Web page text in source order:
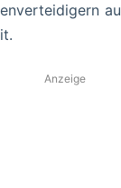
Anzeige